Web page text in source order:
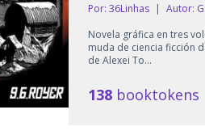
Por: 36Linhas | Autor:
Novela gráfica en tres
muda de ciencia ficción
de Alexei To...
138 booktokens